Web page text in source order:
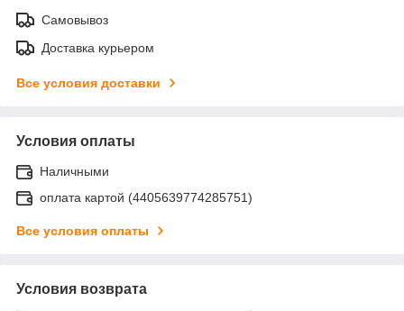
Самовывоз
Доставка курьером
Все условия доставки
Условия оплаты
Наличными
оплата картой (4405639774285751)
Все условия оплаты
Условия возврата